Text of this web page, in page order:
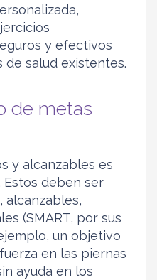
y efectivos
de salud existentes.
de metas
y alcanzables es
Estos deben ser
alcanzables,
(SMART, por sus
un objetivo
en las piernas
ayuda en los